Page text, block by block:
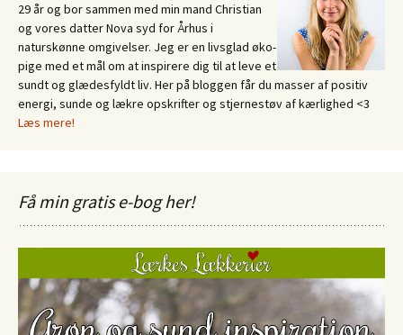
29 år og bor sammen med min mand Christian
og vores datter Nova syd for Århus i
naturskønne omgivelser. Jeg er en livsglad øko-
pige med et mål om at inspirere dig til at leve et
sundt og glædesfyldt liv. Her på bloggen får du masser af positiv
energi, sunde og lækre opskrifter og stjernestøv af kærlighed <3
Læs mere!
Få min gratis e-bog her!